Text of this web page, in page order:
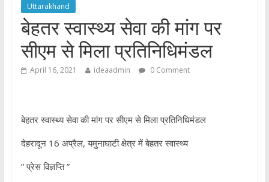
Uttarakhand
बेहतर स्वास्थ्य सेवा की मांग पर
सीएम से मिला प्रतिनिधिमंडल
April 16, 2021 ideaadmin 0 Comment
बेहतर स्वास्थ्य सेवा की मांग पर सीएम से मिला प्रतिनिधिमंडल
देहरादून 16 अप्रैल, यमुनाघाटी क्षेत्र में बेहतर स्वास्थ्य
” प्रेस विज्ञप्ति ”